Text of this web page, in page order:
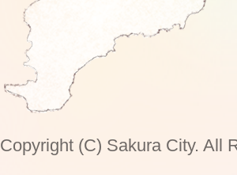
Copyright (C) Sakura City. All